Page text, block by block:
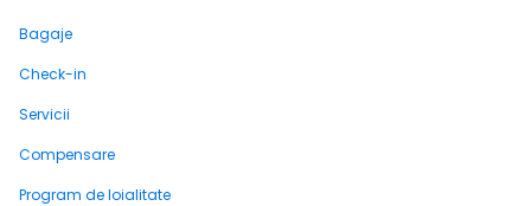
Bagaje
Check-in
Servicii
Compensare
Program de loialitate